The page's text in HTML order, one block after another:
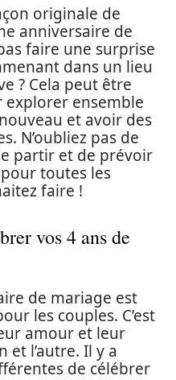
originale de
anniversaire de
faire une surprise
dans un lieu
? Cela peut être
explorer ensemble
et avoir des
N’oubliez pas de
partir et de prévoir
toutes les
faire !
vos 4 ans de
de mariage est
les couples. C’est
amour et leur
et l’autre. Il y a
de célébrer